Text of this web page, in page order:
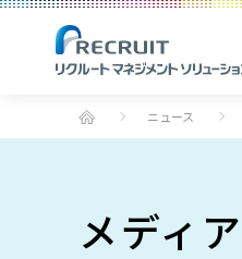
ニュース
メディ